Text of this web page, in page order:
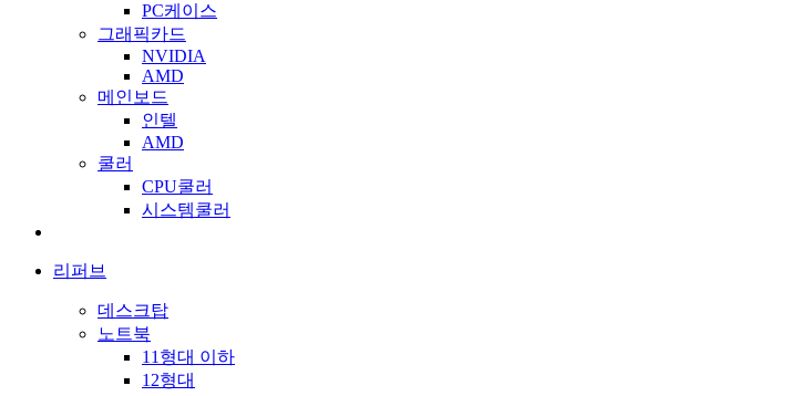
PC케이스
그래픽카드
NVIDIA
AMD
메인보드
인텔
AMD
쿨러
CPU쿨러
시스템쿨러
리퍼브
데스크탑
노트북
11형대 이하
12형대